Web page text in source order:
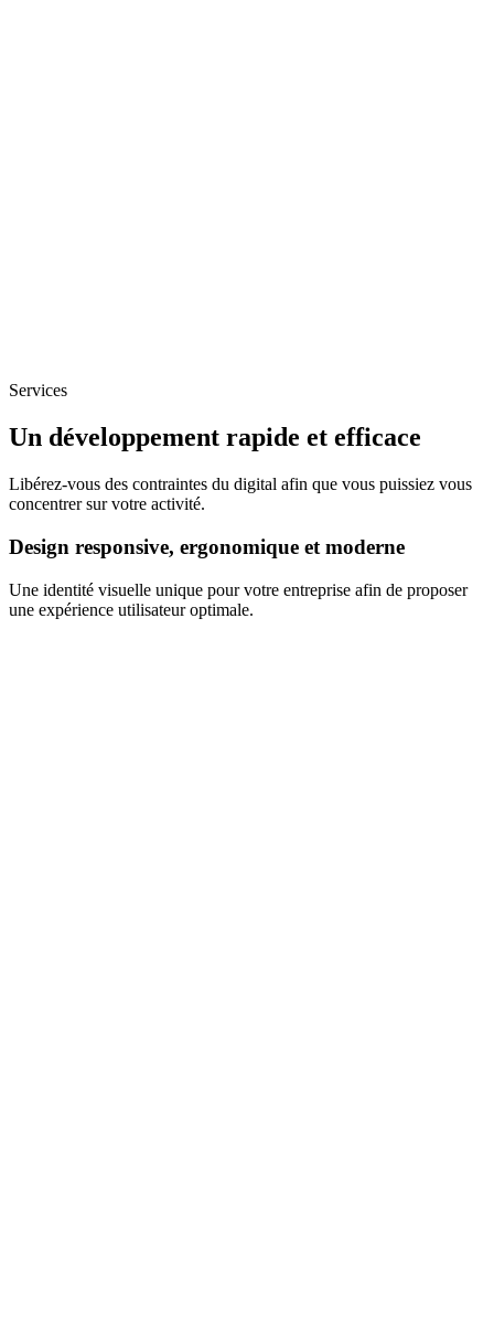
Services
Un développement rapide et efficace
Libérez-vous des contraintes du digital afin que vous puissiez vous
concentrer sur votre activité.
Design responsive, ergonomique et moderne
Une identité visuelle unique pour votre entreprise afin de proposer
une expérience utilisateur optimale.